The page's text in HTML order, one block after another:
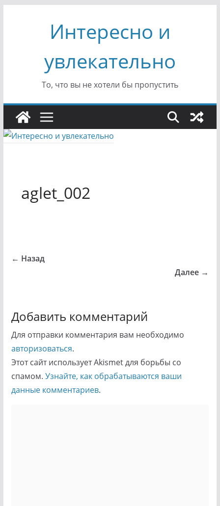
содержимомуИнтересно и
увлекательно
То, что вы не хотели бы пропустить
aglet_002
← Назад
Далее →
Добавить комментарий
Для отправки комментария вам необходимо
авторизоваться.
Этот сайт использует Akismet для борьбы со
спамом. Узнайте, как обрабатываются ваши
данные комментариев.